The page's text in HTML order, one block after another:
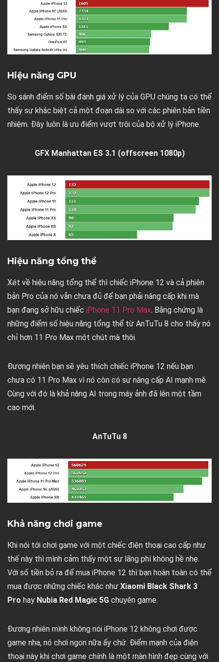
Hiệu năng GPU
So sánh điểm số bài đánh giá xử lý của GPU chúng ta có thể
thấy sự khác biệt cả một đoạn dài so với các phiên bản tiền
nhiệm. Đây luôn là ưu điểm vượt trội của bộ xử lý iPhone.
GFX Manhattan ES 3.1 (offscreen 1080p)
Hiệu năng tổng thể
Xét về hiệu năng tổng thể thì chiếc iPhone 12 và cả phiên
bản Pro của nó vẫn chưa đủ để bạn phải nâng cấp khi mà
bạn đang sở hữu chiếc iPhone 11 Pro Max. Bằng chứng là
những điểm số hiệu năng tổng thể từ AnTuTu 8 cho thấy nó
chỉ hơn 11 Pro Max một chút mà thôi.
Đương nhiên bạn sẽ yêu thích chiếc iPhone 12 nếu bạn
chưa có 11 Pro Max vì nó còn có sự nâng cấp AI mạnh mẽ.
Cùng với đó là khả năng AI trong máy ảnh đã lên một tầm
cao mới.
AnTuTu 8
Khả năng chơi game
Khi nói tới chơi game với một chiếc điện thoại cao cấp như
thế này thì mình cảm thấy một sự lãng phí không hề nhẹ.
Với số tiền bỏ ra để mua iPhone 12 thì bạn hoàn toàn có thể
mua được những chiếc khác như Xiaomi Black Shark 3
Pro hay Nubia Red Magic 5G chuyên game.
Đương nhiên mình không nói iPhone 12 không chơi được
game nha, nó chơi ngon nữa ấy chứ. Điểm mạnh của điện
thoại này khi chơi game chính là một màn hình đẹp cùng với